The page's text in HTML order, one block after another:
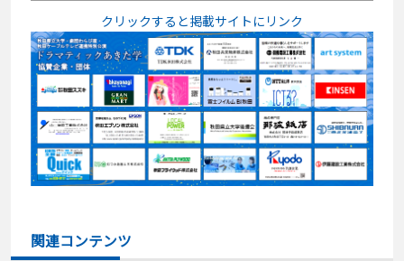
クリックすると掲載サイトにリンク
関連コンテンツ